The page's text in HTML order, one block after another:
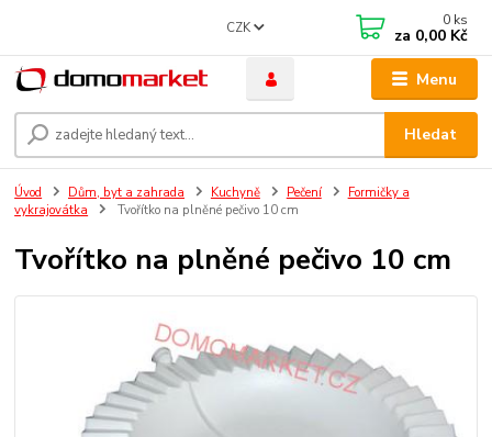
Menu
CZK
Hledat
0 ks
za 0,00 Kč
Úvod Dům, byt a zahrada Kuchyně Pečení
Formičky a
vykrajovátka
Tvořítko na plněné pečivo 10 cm
Tvořítko na plněné pečivo 10 cm